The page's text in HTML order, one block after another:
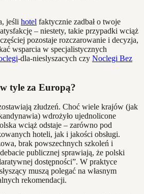
jeśli hotel faktycznie zadbał o twoje
– niestety, takie przypadki wciąż
pozostaje rozczarowanie i decyzja,
wsparcia w specjalistycznych
-dla-nieslyszacych czy Noclegi Bez
tyle za Europą?
złudzeń. Choć wiele krajów (jak
wdrożyło ujednolicone
wciąż odstaje – zarówno pod
hoteli, jak i jakości obsługi.
brak powszechnych szkoleń i
publicznej sprawiają, że polski
dostępności”. W praktyce
muszą polegać na własnym
rekomendacji.